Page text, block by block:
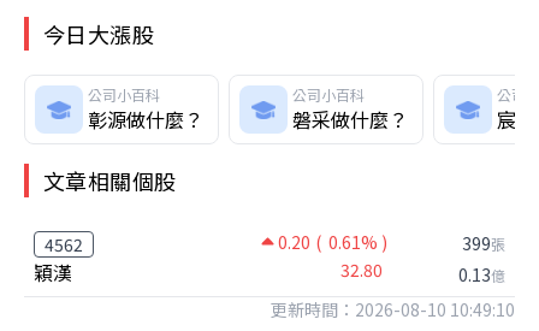
今日大漲股
公司小百科
彰源做什麼？
公司小百科
磐采做什麼？
公司
宸
文章相關個股
4562 0.20 ( 0.61% )
穎漢 32.80
399張
0.13億
更新時間：2026-08-10 10:49:10